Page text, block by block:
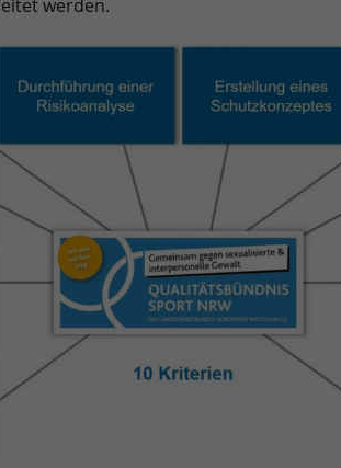
werden.
der sie stammen, und die Seiten
101278931-2
Cookie identifiziert die Besucher nach
oder Interessen und nutzt
DoubleClick des Google Tag
um die gezielte
zu vereinfachen.